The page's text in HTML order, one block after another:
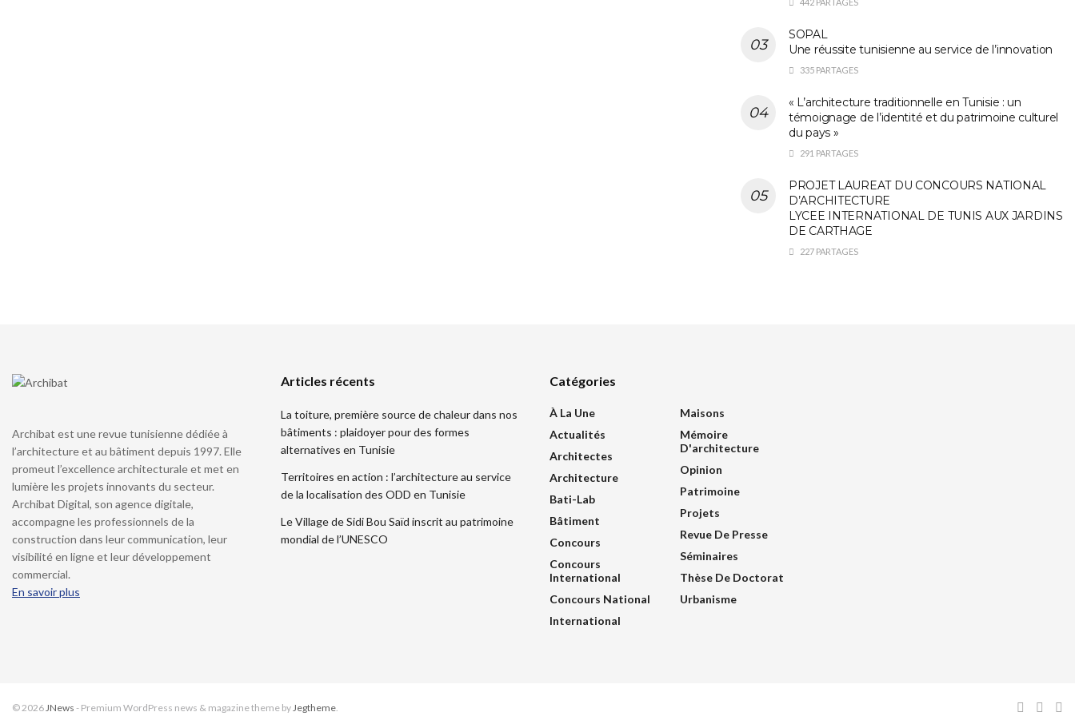
442 PARTAGES
SOPAL
Une réussite tunisienne au service de l’innovation
335 PARTAGES
« L’architecture traditionnelle en Tunisie : un
témoignage de l’identité et du patrimoine culturel
du pays »
291 PARTAGES
PROJET LAUREAT DU CONCOURS NATIONAL
D’ARCHITECTURE
LYCEE INTERNATIONAL DE TUNIS AUX JARDINS
DE CARTHAGE
227 PARTAGES
Archibat est une revue tunisienne dédiée à
l’architecture et au bâtiment depuis 1997. Elle
promeut l’excellence architecturale et met en
lumière les projets innovants du secteur.
Archibat Digital, son agence digitale,
accompagne les professionnels de la
construction dans leur communication, leur
visibilité en ligne et leur développement
commercial.
En savoir plus
Articles récents
La toiture, première source de chaleur dans nos
bâtiments : plaidoyer pour des formes
alternatives en Tunisie
Territoires en action : l’architecture au service
de la localisation des ODD en Tunisie
Le Village de Sidi Bou Saïd inscrit au patrimoine
mondial de l’UNESCO
Catégories
À La Une
Actualités
Architectes
Architecture
Bati-Lab
Bâtiment
Concours
Concours
International
Concours National
International
Maisons
Mémoire
D'architecture
Opinion
Patrimoine
Projets
Revue De Presse
Séminaires
Thèse De Doctorat
Urbanisme
© 2026JNews - Premium WordPress news & magazine theme byJegtheme.